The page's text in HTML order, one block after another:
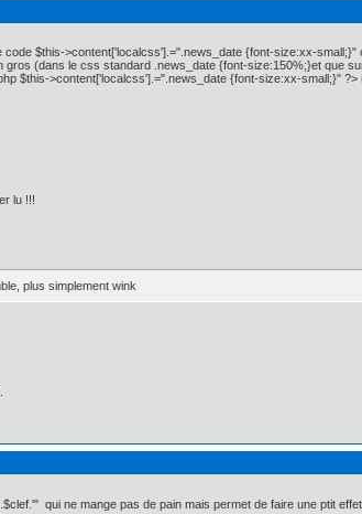
$this->content['localcss'].=".news_date {font-size:xx-
(dans le css standard .news_date {font-size:150%;}et que
$this->content['localcss'].=".news_date {font-size:xx-small;}"
lu !!!
plus simplement wink
qui ne mange pas de pain mais permet de faire une ptit